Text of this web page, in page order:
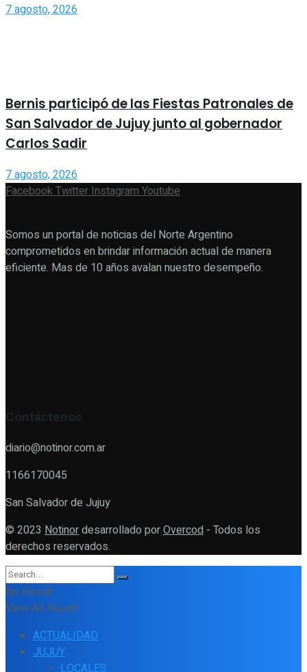
7 agosto, 2026
Bernis participó de las Fiestas Patronales de
San Salvador de Jujuy junto al gobernador
Carlos Sadir
7 agosto, 2026
FacebookTwitterInstagramYoutube
Somos un portal de noticias del Norte Argentino
comprometidos en brindar información actual de manera
eficiente. Mas de 10 años avalan nuestro desempeño.
Contáctenos
diario@notinor.com.ar
1166170045
San Salvador de Jujuy
© 2023 Notinordesarrollado porOvercod - Todos los
derechos reservados.
No Result
View All Result
ACTUALIDAD
JUJUY
LOCALES